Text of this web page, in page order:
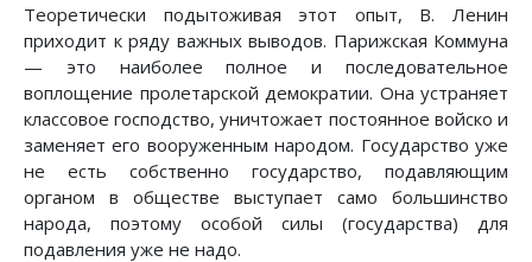
Теоретически подытоживая этот опыт, В. Ленин
приходит к ряду важных выводов. Парижская Коммуна
— это наиболее полное и последовательное
воплощение пролетарской демократии. Она устраняет
классовое господство, уничтожает постоянное войско и
заменяет его вооруженным народом. Государство уже
не есть собственно государство, подавляющим
органом в обществе выступает само большинство
народа, поэтому особой силы (государства) для
подавления уже не надо.